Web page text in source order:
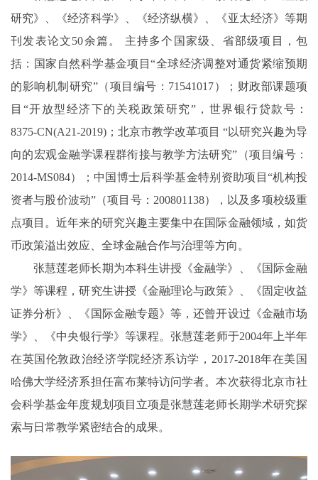
研究》、《经济科学》、《经济纵横》、《亚太经济》等期
刊发表论文50余篇 。 主持多个国家级、省部级项目，包
括： 国家自然科学基金项目“全球经济调整对通货紧缩预期
的影响机制研究”（项目编号：71541017）； 财政部课题项
目“开放型经济下的关税政策研究”，世界银行贷款号：
8375-CN(A21-2019) ；北京市教学改革项目 “以研究兴趣为导
向的宏观金融学课程群衔接与教学方法研究” （项目编号：
2014-MS084）； 中国博士后科学基金特别资助项目“机构投
资者与股价波动”（项目号：200801138），以及多项校级重
点项目。近年来的研究兴趣主要集中在国际金融领域，如货
币政策溢出效应、全球金融合作与治理等方向。
张慧莲老师长期为本科生讲授《金融学》、《国际金融
学》等课程，研究生讲授《金融理论与政策》
《固定收益
证券分析》、《国际金融专题》等，还曾开设过 《金融市场
学》
《中央银行学》等课程。张慧莲老师于2004年上半年
在英国伦敦政治经济学院经济系访学，2017-2018年在美国
哈佛大学经济系担任富布莱特访问学者。本次获得北京市社
会科学基金年度规划项目立项是张慧莲老师长期学术研究探
索与日常教学紧密结合的成果。